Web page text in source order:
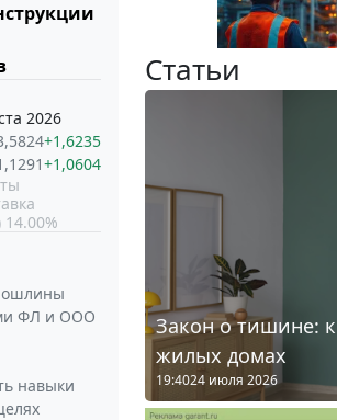
2026
+1,6235
+1,0604
ФЛ и ООО
навыки
Статьи
Закон о тишине:
жилых домах
19:4024 июля 2026